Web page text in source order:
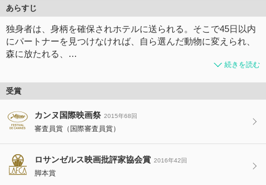
あらすじ
独身者は、身柄を確保されホテルに送られる。そこで45日以内
にパートナーを見つけなければ、自ら選んだ動物に変えられ、
森に放たれる、…
続きを読む
受賞
カンヌ国際映画祭 2015年68回
審査員賞（国際審査員賞）
ロサンゼルス映画批評家協会賞 2016年42回
脚本賞